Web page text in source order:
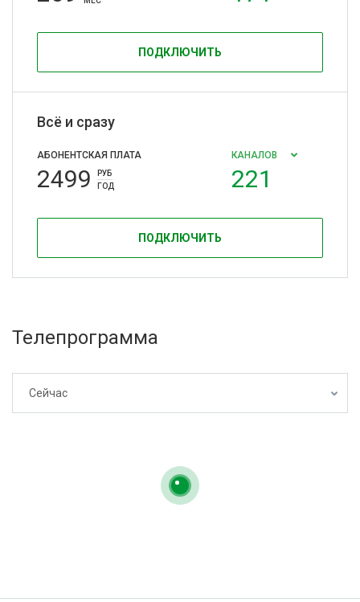
ПОДКЛЮЧИТЬ
Всё и сразу
АБОНЕНТСКАЯ ПЛАТА
2499
РУБ
ГОД
КАНАЛОВ
221
ПОДКЛЮЧИТЬ
Телепрограмма
Сейчас